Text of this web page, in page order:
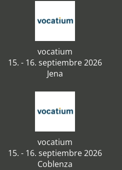
vocatium
15. - 16. septiembre 2026
Jena
vocatium
15. - 16. septiembre 2026
Coblenza